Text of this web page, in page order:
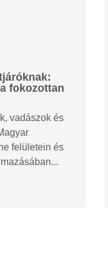
fokozottan
vadászok és
felületein és